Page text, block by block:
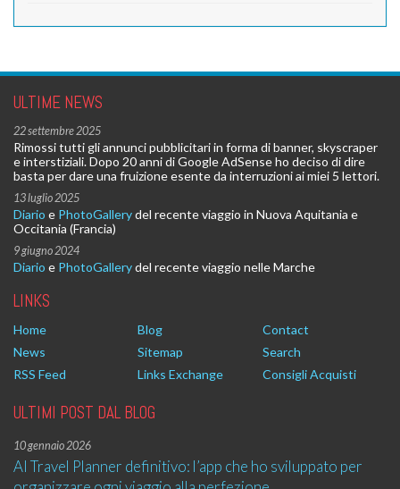
ULTIME NEWS
22 settembre 2025
Rimossi tutti gli annunci pubblicitari in forma di banner, skyscraper
e interstiziali. Dopo 20 anni di Google AdSense ho deciso di dire
basta per dare una fruizione esente da interruzioni ai miei 5 lettori.
13 luglio 2025
Diario e PhotoGallerydel recente viaggio in Nuova Aquitania e
Occitania (Francia)
9 giugno 2024
Diario e PhotoGallerydel recente viaggio nelle Marche
LINKS
Home Blog
Contact
News
Sitemap
Search
RSS Feed
Links Exchange Consigli Acquisti
ULTIMI POST DAL BLOG
10 gennaio 2026
AI Travel Planner definitivo: l’app che ho sviluppato per